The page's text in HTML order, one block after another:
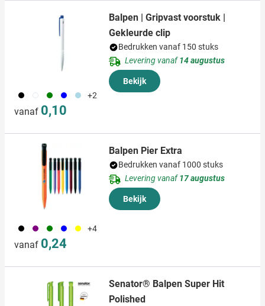
001 002 004 005 018 +2
vanaf 0,10
Balpen | Gripvast voorstuk |
Gekleurde clip
Bedrukken vanaf 150 stuks
Levering vanaf14 augustus
Bekijk
001 024 004 005 006 +4
vanaf 0,24
Balpen Pier Extra
Bedrukken vanaf 1000 stuks
Levering vanaf17 augustus
Bekijk
Senator® Balpen Super Hit
Polished